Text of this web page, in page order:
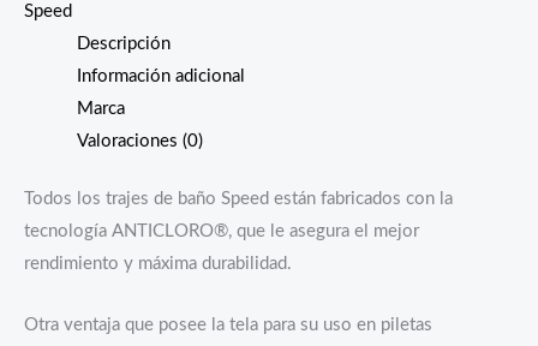
Speed
Descripción
Información adicional
Marca
Valoraciones (0)
Todos los trajes de baño Speed están fabricados con la
tecnología ANTICLORO®, que le asegura el mejor
rendimiento y máxima durabilidad.
Otra ventaja que posee la tela para su uso en piletas